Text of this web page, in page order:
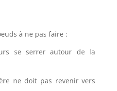
à ne pas faire :
se serrer autour de la
ne doit pas revenir vers